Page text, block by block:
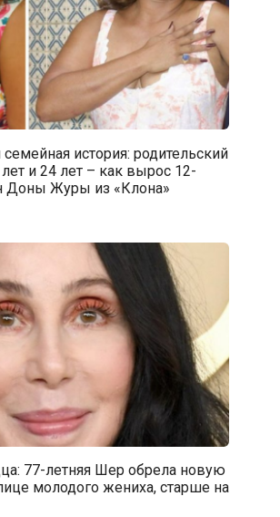
история: родительский
лет и 24 лет – как вырос 12-
Доны Журы из «Клона»
77-летняя Шер обрела новую
молодого жениха, старше на